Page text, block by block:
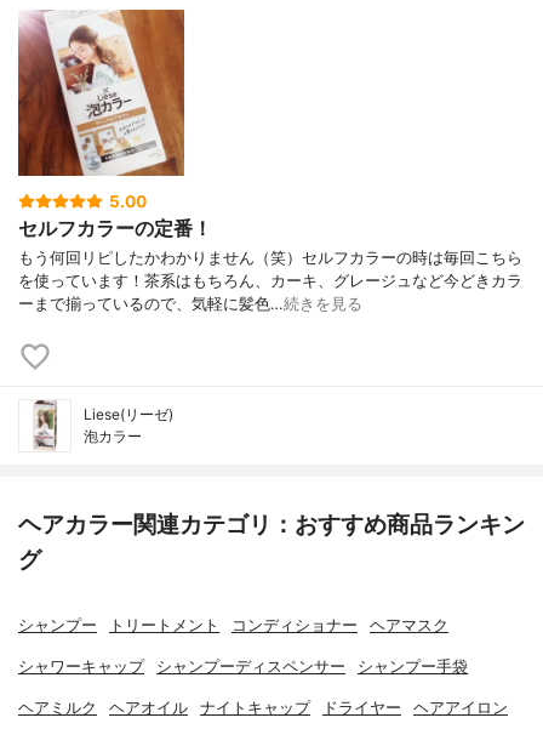
5.00
セルフカラーの定番！
もう何回リピしたかわかりません（笑）セルフカラーの時は毎回こちら
を使っています！茶系はもちろん、カーキ、グレージュなど今どきカラ
ーまで揃っているので、気軽に髪色…続きを見る
Liese(リーゼ)
泡カラー
ヘアカラー関連カテゴリ：おすすめ商品ランキン
グ
シャンプー トリートメント コンディショナー ヘアマスク
シャワーキャップ シャンプーディスペンサー シャンプー手袋
ヘアミルク ヘアオイル ナイトキャップ ドライヤー ヘアアイロン